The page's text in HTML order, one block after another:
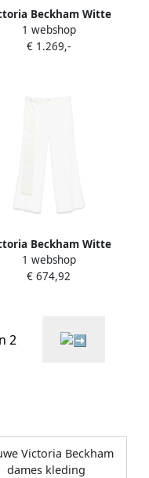
Beckham Witte
voor Vrouwen White
Dames
1 webshop
€ 1.269,-
Beckham Witte
broek White
Dames
1 webshop
€ 674,92
2
Victoria Beckham
dames kleding